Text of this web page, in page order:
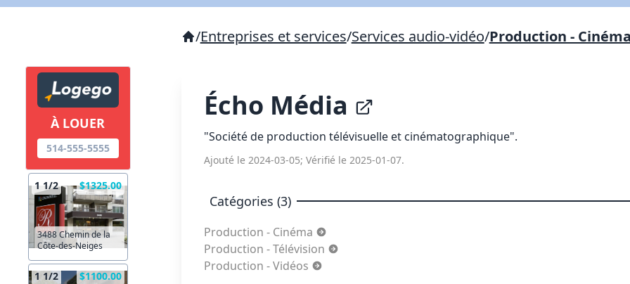
À LOUER
514-555-5555
1 1/2 $1325.00
3488 Chemin de la
Côte-des-Neiges
1 1/2 $1100.00
/Entreprises et services/Services audio-vidéo/Production -
Écho Média
"Société de production télévisuelle et cinématographique".
Ajouté le 2024-03-05; Vérifié le 2025-01-07.
Catégories (3)
Production - Cinéma
Production - Télévision
Production - Vidéos